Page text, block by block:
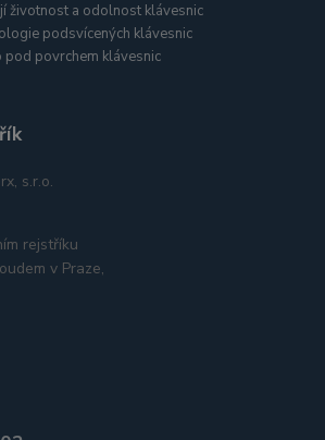
životnost a odolnost klávesnic
podsvícených klávesnic
pod povrchem klávesnic
s.r.o.
rejstříku
v Praze,